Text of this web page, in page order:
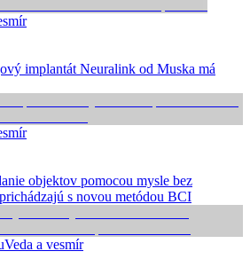
implantát Neuralink od Muska má
objektov pomocou mysle bez
s novou metódou BCI
Veda a vesmír